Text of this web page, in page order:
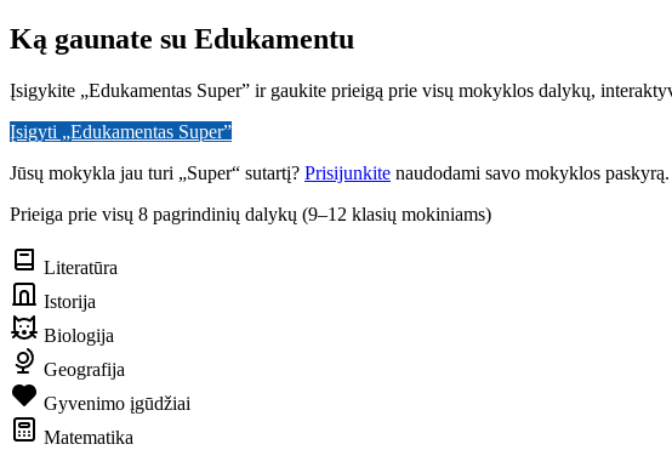
Ką gaunate su Edukamentu
Įsigykite „Edukamentas Super” ir gaukite prieigą prie visų mokyklos dalykų,
Įsigyti „Edukamentas Super”
Jūsų mokykla jau turi „Super“ sutartį? Prisijunkite naudodami savo mokyklos paskyrą.
Prieiga prie visų 8 pagrindinių dalykų (9–12 klasių mokiniams)
Literatūra
Istorija
Biologija
Geografija
Gyvenimo įgūdžiai
Matematika